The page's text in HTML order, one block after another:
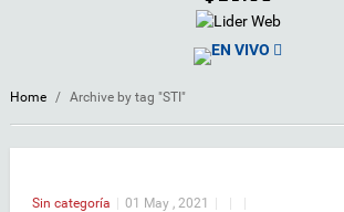
EN VIVO
Home / Archive by tag "STI"
Sin categoría | 01 May , 2021 | |
|